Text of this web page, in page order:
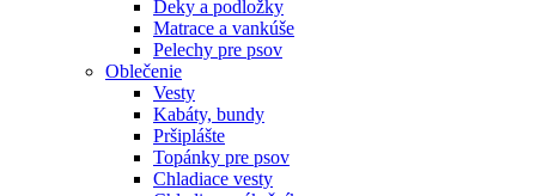
Deky a podložky
Matrace a vankúše
Pelechy pre psov
Oblečenie
Vesty
Kabáty, bundy
Pršiplášte
Topánky pre psov
Chladiace vesty